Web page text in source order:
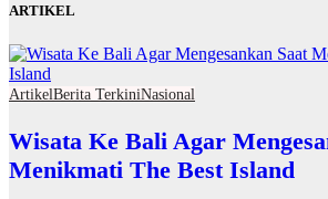
ARTIKEL
ArtikelBerita TerkiniNasional
Wisata Ke Bali Agar
Menikmati The Best Island